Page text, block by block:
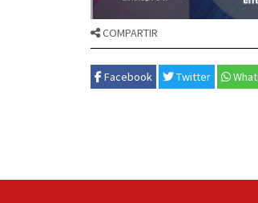
COMPARTIR
Facebook Twitter